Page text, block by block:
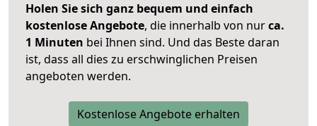
Holen Sie sich ganz bequem und einfach
kostenlose Angebote, die innerhalb von nurca.
1 Minuten bei Ihnen sind. Und das Beste daran
ist, dass all dies zu erschwinglichen Preisen
angeboten werden.
Kostenlose Angebote erhalten